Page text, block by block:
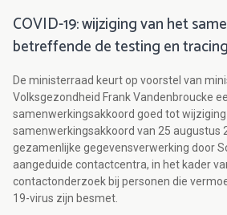
COVID-19: wijziging van het
betreffende de testing en tracing
De ministerraad keurt op voorstel van
Volksgezondheid Frank Vandenbroucke
samenwerkingsakkoord goed tot
samenwerkingsakkoord van 25 augustus
gezamenlijke gegevensverwerking door
aangeduide contactcentra, in het kader
contactonderzoek bij personen die
19-virus zijn besmet.